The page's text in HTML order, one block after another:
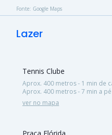
Fonte: Google Maps
Lazer
Tennis Clube
Aprox. 400 metros - 1 min de
Aprox. 400 metros - 7 min a pé
ver no mapa
Praça Flórida